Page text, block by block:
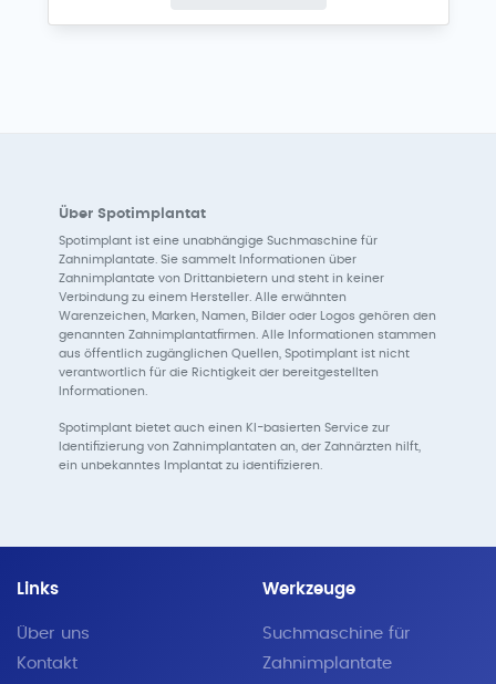
Über Spotimplantat
Spotimplant ist eine unabhängige Suchmaschine für
Zahnimplantate. Sie sammelt Informationen über
Zahnimplantate von Drittanbietern und steht in keiner
Verbindung zu einem Hersteller. Alle erwähnten
Warenzeichen, Marken, Namen, Bilder oder Logos gehören den
genannten Zahnimplantatfirmen. Alle Informationen stammen
aus öffentlich zugänglichen Quellen, Spotimplant ist nicht
verantwortlich für die Richtigkeit der bereitgestellten
Informationen.
Spotimplant bietet auch einen KI-basierten Service zur
Identifizierung von Zahnimplantaten an, der Zahnärzten hilft,
ein unbekanntes Implantat zu identifizieren.
Links
Über uns
Kontakt
Werkzeuge
Suchmaschine für
Zahnimplantate